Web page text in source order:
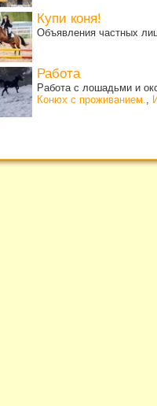
Купи коня!
Объявления частных
Работа
Работа с лошадьми и
Конюх с проживанием.